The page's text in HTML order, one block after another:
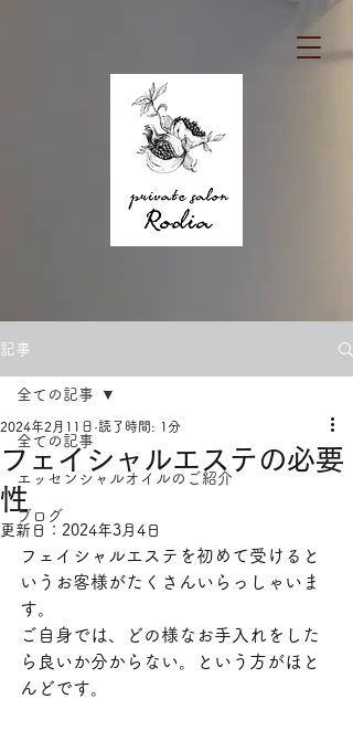
記事
全ての記事
エッセンシャルオイルのご紹介
ブログ
全ての記事
フェイシャルエステの必要
性
2024年2月11日 読了時間: 1分
更新日： 2024年3月4日
フェイシャルエステを初めて受けると
いうお客様がたくさんいらっしゃいま
す。
ご自身では、どの様なお手入れをした
ら良いか分からない。という方がほと
んどです。